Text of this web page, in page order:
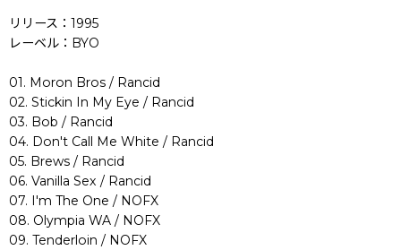
リリース：1995
レーベル：BYO
01. Moron Bros / Rancid
02. Stickin In My Eye / Rancid
03. Bob / Rancid
04. Don't Call Me White / Rancid
05. Brews / Rancid
06. Vanilla Sex / Rancid
07. I'm The One / NOFX
08. Olympia WA / NOFX
09. Tenderloin / NOFX